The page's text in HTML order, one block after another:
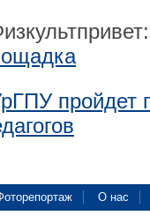
пройдет
О нас